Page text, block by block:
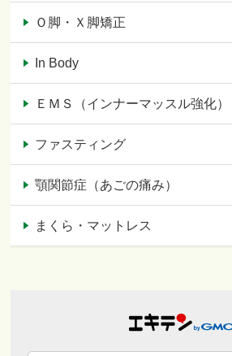
Ｏ脚・Ｘ脚矯正
In Body
ＥＭＳ（インナーマッスル強化）
ファスティング
顎関節症（あごの痛み）
まくら・マットレス